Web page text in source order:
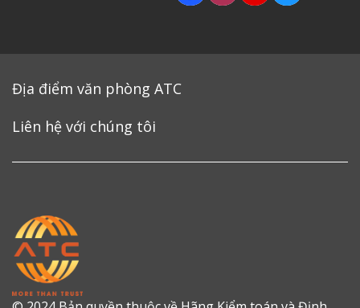
Địa điểm văn phòng ATC
Liên hệ với chúng tôi